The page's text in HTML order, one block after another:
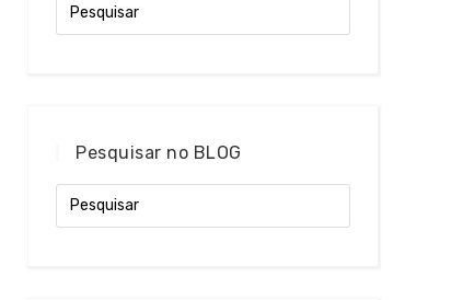
Pesquisar no BLOG